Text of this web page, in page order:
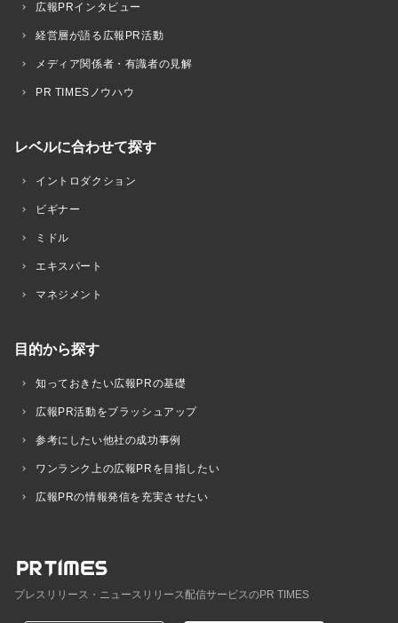
広報PRインタビュー
経営層が語る広報PR活動
メディア関係者・有識者の見解
PR TIMESノウハウ
レベルに合わせて探す
イントロダクション
ビギナー
ミドル
エキスパート
マネジメント
目的から探す
知っておきたい広報PRの基礎
広報PR活動をブラッシュアップ
参考にしたい他社の成功事例
ワンランク上の広報PRを目指したい
広報PRの情報発信を充実させたい
プレスリリース・ニュースリリース配信サービスのPR TIMES